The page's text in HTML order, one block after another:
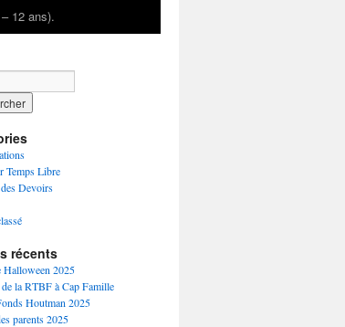
12 ans).
Temps Libre
Devoirs
récents
Halloween 2025
la RTBF à Cap Famille
Houtman 2025
parents 2025